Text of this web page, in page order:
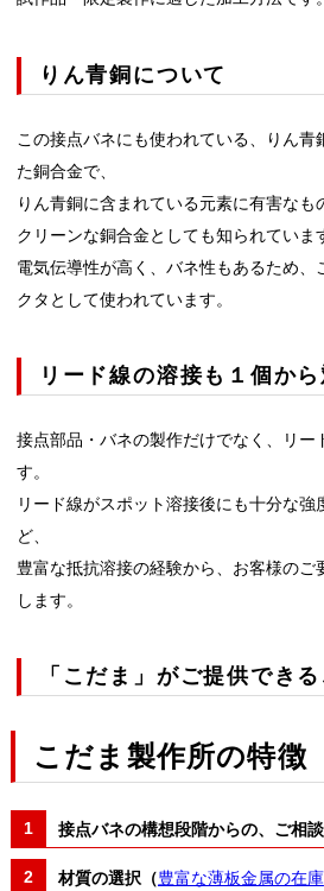
りん青銅について
この接点バネにも使われている、りん青
た銅合金で、
りん青銅に含まれている元素に有害なも
クリーンな銅合金としても知られていま
電気伝導性が高く、バネ性もあるため、
クタとして使われています。
リード線の溶接も１個か
接点部品・バネの製作だけでなく、リー
す。
リード線がスポット溶接後にも十分な強
ど、
豊富な抵抗溶接の経験から、お客様のご
します。
「こだま」がご提供できる
こだま製作所の特徴
接点バネの構想段階からの、ご相談
材質の選択（豊富な薄板金属の在庫